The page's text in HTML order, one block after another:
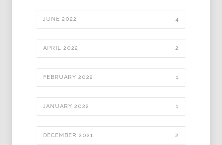
JUNE 2022 4
APRIL 2022 2
FEBRUARY 2022 1
JANUARY 2022 1
DECEMBER 2021 2